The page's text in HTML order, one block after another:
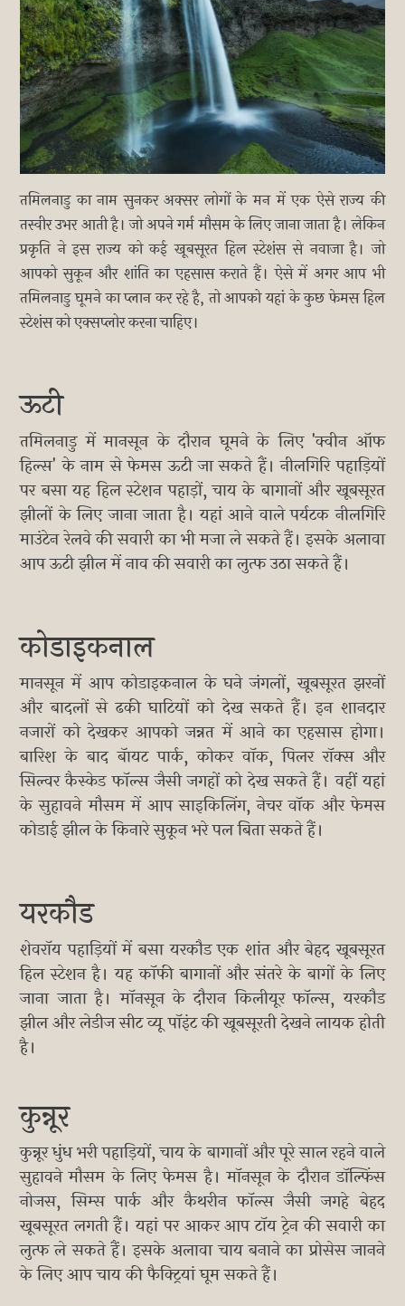
तमिलनाडु का नाम सुनकर अक्सर लोगों के मन में एक ऐसे राज्य की
तस्वीर उभर आती है। जो अपने गर्म मौसम के लिए जाना जाता है। लेकिन
प्रकृति ने इस राज्य को कई खूबसूरत हिल स्टेशंस से नवाजा है। जो
आपको सुकून और शांति का एहसास कराते हैं। ऐसे में अगर आप भी
तमिलनाडु घूमने का प्लान कर रहे है, तो आपको यहां के कुछ फेमस हिल
स्टेशंस को एक्सप्लोर करना चाहिए।
ऊटी
तमिलनाडु में मानसून के दौरान घूमने के लिए 'क्वीन ऑफ
हिल्स' के नाम से फेमस ऊटी जा सकते हैं। नीलगिरि पहाड़ियों
पर बसा यह हिल स्टेशन पहाड़ों, चाय के बागानों और खूबसूरत
झीलों के लिए जाना जाता है। यहां आने वाले पर्यटक नीलगिरि
माउंटेन रेलवे की सवारी का भी मजा ले सकते हैं। इसके अलावा
आप ऊटी झील में नाव की सवारी का लुत्फ उठा सकते हैं।
कोडाइकनाल
मानसून में आप कोडाइकनाल के घने जंगलों, खूबसूरत झरनों
और बादलों से ढकी घाटियों को देख सकते हैं। इन शानदार
नजारों को देखकर आपको जन्नत में आने का एहसास होगा।
बारिश के बाद बॅायट पार्क, कोकर वॉक, पिलर रॉक्स और
सिल्वर कैस्केड फॉल्स जैसी जगहों को देख सकते हैं। वहीं यहां
के सुहावने मौसम में आप साइकिलिंग, नेचर वॉक और फेमस
कोडाई झील के किनारे सुकून भरे पल बिता सकते हैं।
यरकौड
शेवरॉय पहाड़ियों में बसा यरकौड एक शांत और बेहद खूबसूरत
हिल स्टेशन है। यह कॉफी बागानों और संतरे के बागों के लिए
जाना जाता है। मॉनसून के दौरान किलीयूर फॉल्स, यरकौड
झील और लेडीज सीट व्यू पॉइंट की खूबसूरती देखने लायक होती
है।
कुन्नूर
कुन्नूर धुंध भरी पहाड़ियों, चाय के बागानों और पूरे साल रहने वाले
सुहावने मौसम के लिए फेमस है। मॉनसून के दौरान डॉल्फिंस
नोजस, सिम्स पार्क और कैथरीन फॉल्स जैसी जगहे बेहद
खूबसूरत लगती हैं। यहां पर आकर आप टॉय ट्रेन की सवारी का
लुत्फ ले सकते हैं। इसके अलावा चाय बनाने का प्रोसेस जानने
के लिए आप चाय की फैक्ट्रियां घूम सकते हैं।